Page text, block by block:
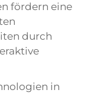
fördern eine
durch
in